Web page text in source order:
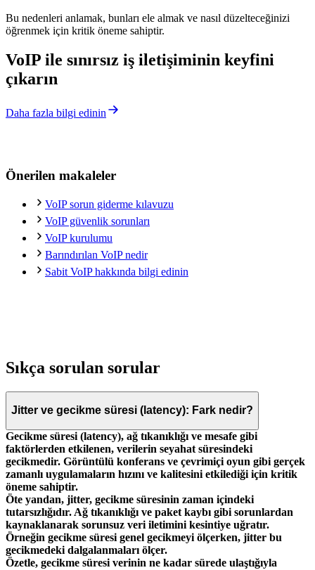
Bu nedenleri anlamak, bunları ele almak ve nasıl düzelteceğinizi
öğrenmek için kritik öneme sahiptir.
VoIP ile sınırsız iş iletişiminin keyfini
çıkarın
Daha fazla bilgi edinin
Önerilen makaleler
VoIP sorun giderme kılavuzu
VoIP güvenlik sorunları
VoIP kurulumu
Barındırılan VoIP nedir
Sabit VoIP hakkında bilgi edinin
Sıkça sorulan sorular
Jitter ve gecikme süresi (latency): Fark nedir?
Gecikme süresi (latency), ağ tıkanıklığı ve mesafe gibi
faktörlerden etkilenen, verilerin seyahat süresindeki
gecikmedir. Görüntülü konferans ve çevrimiçi oyun gibi gerçek
zamanlı uygulamaların hızını ve kalitesini etkilediği için kritik
öneme sahiptir.
Öte yandan, jitter, gecikme süresinin zaman içindeki
tutarsızlığıdır. Ağ tıkanıklığı ve paket kaybı gibi sorunlardan
kaynaklanarak sorunsuz veri iletimini kesintiye uğratır.
Örneğin gecikme süresi genel gecikmeyi ölçerken, jitter bu
gecikmedeki dalgalanmaları ölçer.
Özetle, gecikme süresi verinin ne kadar sürede ulaştığıyla